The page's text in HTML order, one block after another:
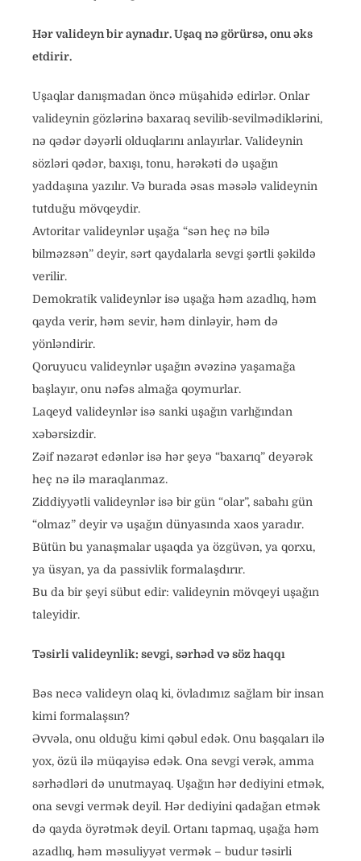
Hər valideyn bir aynadır. Uşaq nə görürsə, onu əks
etdirir.
Uşaqlar danışmadan öncə müşahidə edirlər. Onlar
valideynin gözlərinə baxaraq sevilib-sevilmədiklərini,
nə qədər dəyərli olduqlarını anlayırlar. Valideynin
sözləri qədər, baxışı, tonu, hərəkəti də uşağın
yaddaşına yazılır. Və burada əsas məsələ valideynin
tutduğu mövqeydir.
Avtoritar valideynlər uşağa “sən heç nə bilə
bilməzsən” deyir, sərt qaydalarla sevgi şərtli şəkildə
verilir.
Demokratik valideynlər isə uşağa həm azadlıq, həm
qayda verir, həm sevir, həm dinləyir, həm də
yönləndirir.
Qoruyucu valideynlər uşağın əvəzinə yaşamağa
başlayır, onu nəfəs almağa qoymurlar.
Laqeyd valideynlər isə sanki uşağın varlığından
xəbərsizdir.
Zəif nəzarət edənlər isə hər şeyə “baxarıq” deyərək
heç nə ilə maraqlanmaz.
Ziddiyyətli valideynlər isə bir gün “olar”, sabahı gün
“olmaz” deyir və uşağın dünyasında xaos yaradır.
Bütün bu yanaşmalar uşaqda ya özgüvən, ya qorxu,
ya üsyan, ya da passivlik formalaşdırır.
Bu da bir şeyi sübut edir: valideynin mövqeyi uşağın
taleyidir.
Təsirli valideynlik: sevgi, sərhəd və söz haqqı
Bəs necə valideyn olaq ki, övladımız sağlam bir insan
kimi formalaşsın?
Əvvəla, onu olduğu kimi qəbul edək. Onu başqaları ilə
yox, özü ilə müqayisə edək. Ona sevgi verək, amma
sərhədləri də unutmayaq. Uşağın hər dediyini etmək,
ona sevgi vermək deyil. Hər dediyini qadağan etmək
də qayda öyrətmək deyil. Ortanı tapmaq, uşağa həm
azadlıq, həm məsuliyyət vermək – budur təsirli